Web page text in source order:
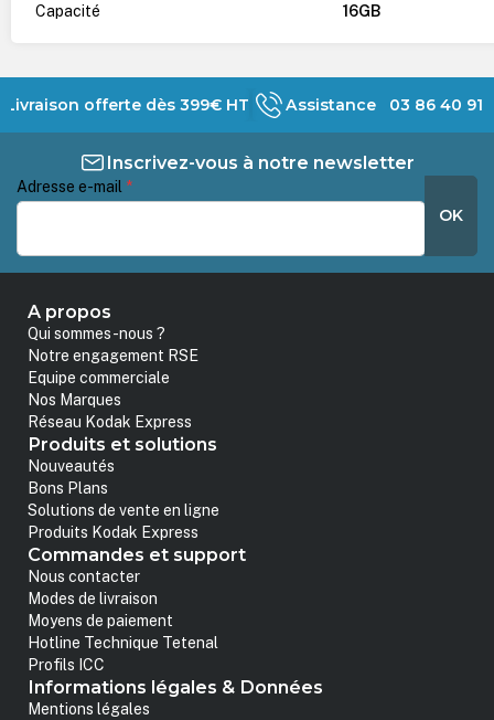
Capacité 16GB
Livraison offerte dès 399€ HT Assistance 03 86 40 91
Inscrivez-vous à notre newsletter
Adresse e-mail *
OK
A propos
Qui sommes-nous ?
Notre engagement RSE
Equipe commerciale
Nos Marques
Réseau Kodak Express
Produits et solutions
Nouveautés
Bons Plans
Solutions de vente en ligne
Produits Kodak Express
Commandes et support
Nous contacter
Modes de livraison
Moyens de paiement
Hotline Technique Tetenal
Profils ICC
Informations légales & Données
Mentions légales